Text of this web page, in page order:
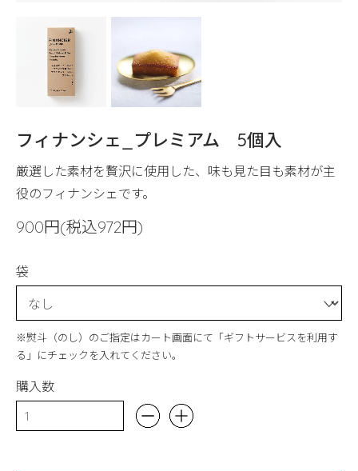
フィナンシェ_プレミアム 5個入
厳選した素材を贅沢に使用した、味も見た目も素材が主
役のフィナンシェです。
900円(税込972円)
袋
※熨斗（のし）のご指定はカート画面にて「ギフトサービスを利用す
る」にチェックを入れてください。
購入数